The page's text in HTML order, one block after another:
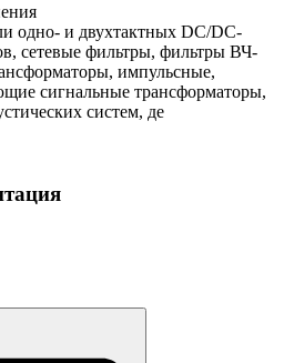
одно- и двухтактных DC/DC-
сетевые фильтры, фильтры ВЧ-
импульсные,
сигнальные трансформаторы,
систем, де